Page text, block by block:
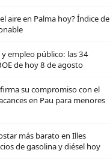
aire en Palma hoy? Índice de
empleo público: las 34
de hoy 8 de agosto
su compromiso con el
en Pau para menores
más barato en Illes
de gasolina y diésel hoy